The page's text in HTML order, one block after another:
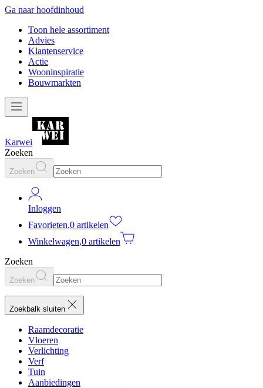
Ga naar hoofdinhoud
Toon hele assortiment
Advies
Klantenservice
Actie
Wooninspiratie
Bouwmarkten
Karwei
Zoeken
Zoeken
Inloggen
Favorieten,0 artikelen
Winkelwagen,0 artikelen
Zoeken
Zoeken
Zoekbalk sluiten
Raamdecoratie
Vloeren
Verlichting
Verf
Tuin
Aanbiedingen